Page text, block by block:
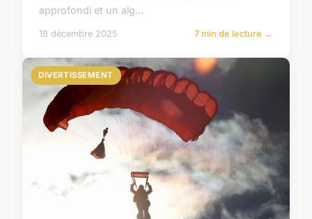
approfondi et un alg...
18 décembre 2025 7 min de lecture →
DIVERTISSEMENT